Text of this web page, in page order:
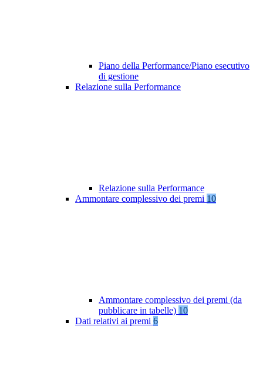
Piano della Performance/Piano esecutivo
di gestione
Relazione sulla Performance
Relazione sulla Performance
Ammontare complessivo dei premi 10
Ammontare complessivo dei premi (da
pubblicare in tabelle) 10
Dati relativi ai premi 6